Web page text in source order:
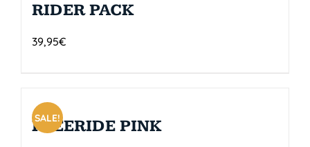
RIDER PACK
39,95€
SALE!
FREERIDE PINK